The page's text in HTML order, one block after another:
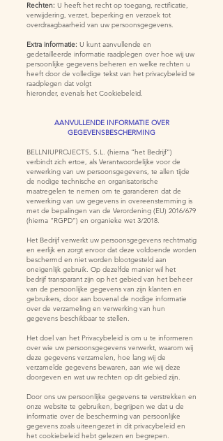
Rechten: U heeft het recht op toegang, rectificatie,
verwijdering, verzet, beperking en verzoek tot
overdraagbaarheid van uw persoonsgegevens.
Extra informatie: U kunt aanvullende en
gedetailleerde informatie raadplegen over hoe wij uw
persoonlijke gegevens beheren en welke rechten u
heeft door de volledige tekst van het privacybeleid te
raadplegen dat volgt
hieronder, evenals het Cookiebeleid.
AANVULLENDE INFORMATIE OVER
GEGEVENSBESCHERMING
BELLNIUPROJECTS, S.L. (hierna “het Bedrijf”)
verbindt zich ertoe, als Verantwoordelijke voor de
verwerking van uw persoonsgegevens, te allen tijde
de nodige technische en organisatorische
maatregelen te nemen om te garanderen dat de
verwerking van uw gegevens in overeenstemming is
met de bepalingen van de Verordening (EU) 2016/679
(hierna “RGPD”) en organieke wet 3/2018.
Het Bedrijf verwerkt uw persoonsgegevens rechtmatig
en eerlijk en zorgt ervoor dat deze voldoende worden
beschermd en niet worden blootgesteld aan
oneigenlijk gebruik. Op dezelfde manier wil het
bedrijf transparant zijn op het gebied van het beheer
van de persoonlijke gegevens van zijn klanten en
gebruikers, door aan bovenal de nodige informatie
over de verzameling en verwerking van hun
gegevens beschikbaar te stellen.
Het doel van het Privacybeleid is om u te informeren
over wie uw persoonsgegevens verwerkt, waarom wij
deze gegevens verzamelen, hoe lang wij de
verzamelde gegevens bewaren, aan wie wij deze
doorgeven en wat uw rechten op dit gebied zijn.
Door ons uw persoonlijke gegevens te verstrekken en
onze website te gebruiken, begrijpen we dat u de
informatie over de bescherming van persoonlijke
gegevens zoals uiteengezet in dit privacybeleid en
het cookiebeleid hebt gelezen en begrepen.